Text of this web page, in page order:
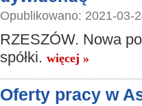
Opublikowano: 2021-03-
RZESZÓW. Nowa
spółki. więcej »
Oferty pracy w